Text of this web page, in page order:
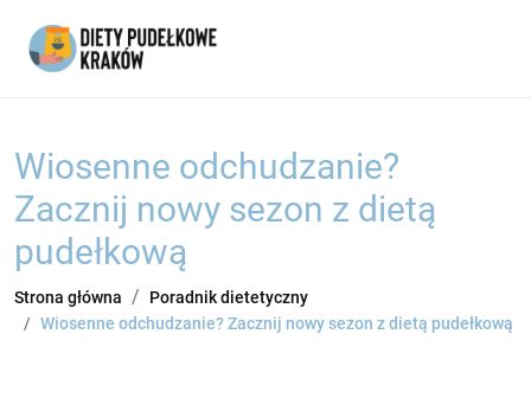
Wiosenne odchudzanie?
Zacznij nowy sezon z dietą
pudełkową
Strona główna
Poradnik dietetyczny
Wiosenne odchudzanie? Zacznij nowy sezon z dietą pudełkową